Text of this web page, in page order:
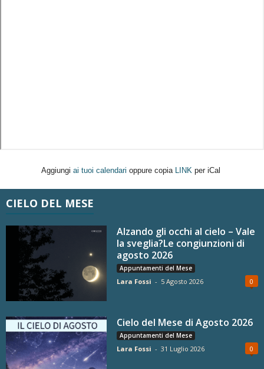
Aggiungi ai tuoi calendari oppure copia LINK per iCal
CIELO DEL MESE
Alzando gli occhi al cielo – Vale
la sveglia?Le congiunzioni di
agosto 2026
Appuntamenti del Mese
Lara Fossi - 5 Agosto 2026 0
Cielo del Mese di Agosto 2026
Appuntamenti del Mese
Lara Fossi - 31 Luglio 2026 0